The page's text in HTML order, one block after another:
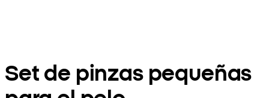
Set de pinzas pequeñas